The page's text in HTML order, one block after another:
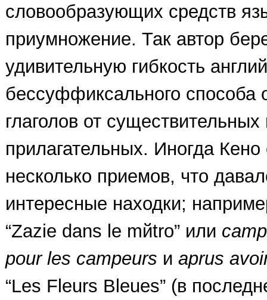
словообразующих средств
приумножение. Так автор
удивительную гибкость
бессуффиксального способа
глаголов от существительных
прилагательных. Иногда
несколько приемов, что
интересные находки;
“Zazie dans le mйtro” или
pour les campeurs и aprиs
“Les Fleurs Bleues” (в